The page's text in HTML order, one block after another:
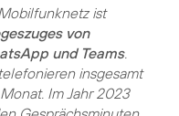
ist
von
und Teams.
insgesamt
Im Jahr 2023